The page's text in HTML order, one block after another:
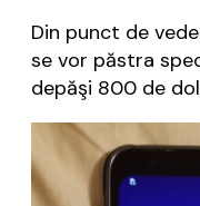
Din punct de
se vor păstra
depăşi 800 de